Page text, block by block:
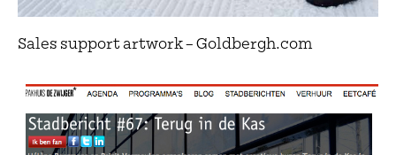
Sales support artwork – Goldbergh.com